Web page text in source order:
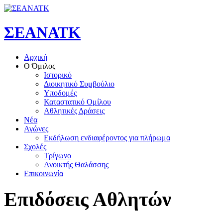
ΣΕΑΝΑΤΚ
Αρχική
Ο Όμιλος
Ιστορικό
Διοικητικό Συμβούλιο
Υποδομές
Καταστατικό Ομίλου
Αθλητικές Δράσεις
Νέα
Αγώνες
Εκδήλωση ενδιαφέροντος για πλήρωμα
Σχολές
Τρίγωνο
Ανοικτής Θαλάσσης
Επικοινωνία
Επιδόσεις Αθλητών